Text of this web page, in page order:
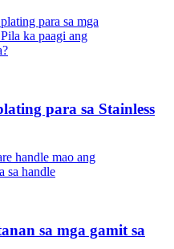
para sa Stainless
sa mga gamit sa